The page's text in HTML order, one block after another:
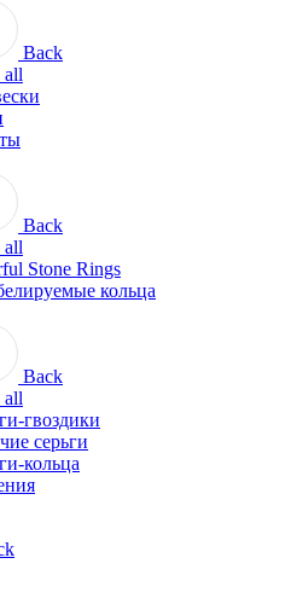
Back
all
Back
all
Stone Rings
кольца
Back
all
гвоздики
серьги
кольца